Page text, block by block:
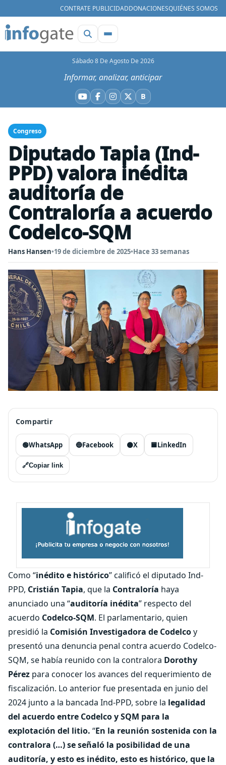
CONTRATE PUBLICIDADDONACIONESQUIÉNES SOMOS
Sábado 8 De Agosto De 2026
Informar, analizar, anticipar
YouTube
Facebook
Instagram
X BBluesky
Congreso
Diputado Tapia (Ind-
PPD) valora inédita
auditoría de
Contraloría a acuerdo
Codelco-SQM
Hans Hansen•19 de diciembre de 2025•Hace 33 semanas
Compartir
🟢WhatsApp 🔵Facebook ⚫X 🟦LinkedIn
🔗Copiar link
Como “inédito e histórico” calificó el diputado Ind-
PPD, Cristián Tapia, que la Contraloría haya
anunciado una “auditoría inédita” respecto del
acuerdo Codelco-SQM. El parlamentario, quien
presidió la Comisión Investigadora de Codelcoy
presentó una denuncia penal contra acuerdo Codelco-
SQM, se había reunido con la contralora Dorothy
Pérez para conocer los avances del requerimiento de
fiscalización. Lo anterior fue presentada en junio del
2024 junto a la bancada Ind-PPD, sobre la legalidad
del acuerdo entre Codelco y SQM para la
explotación del litio. “En la reunión sostenida con la
contralora (…) se señaló la posibilidad de una
auditoría, y esto es inédito, esto es histórico, que la